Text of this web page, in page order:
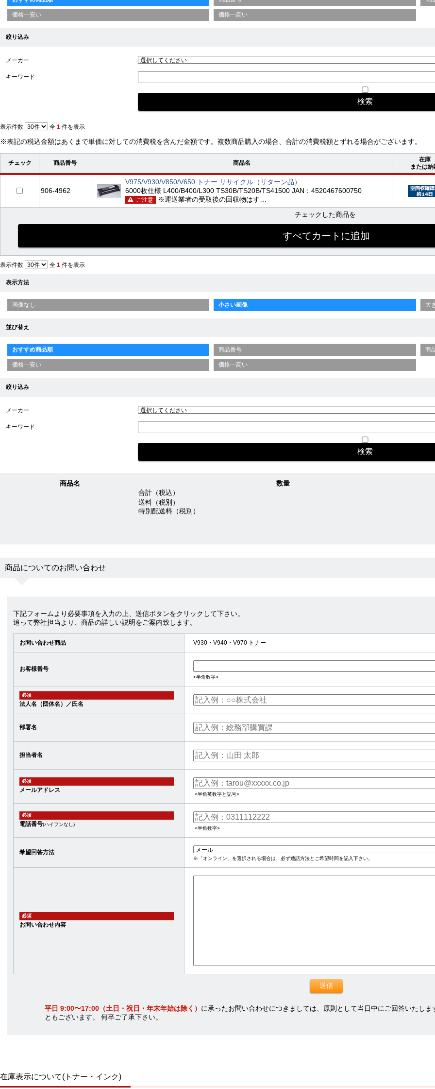
価格—安い 価格—高い
絞り込み
メーカー
キーワード
表示件数 全 1 件を表示
※表記の税込金額はあくまで単価に対しての消費税を含んだ金額です。複数商品購入の場合、合計の消費税額とずれる場合がございます。
チェック 商品番号 商品名
在庫
または納
906-4962
V975/V930/V850/V650 トナー リサイクル（リターン品）
6000枚仕様 L400/B400/L300 TS30B/TS20B/TS41500 JAN：4520467600750
ご注意 ※運送業者の受取後の回収物はす…
チェックした商品を
表示件数 全 1 件を表示
表示方法
画像なし 小さい画像 大
並び替え
おすすめ商品順 商品番号 商
価格—安い 価格—高い
絞り込み
メーカー
キーワード
商品名 数量
合計（税込）
送料（税別）
特別配送料（税別）
商品についてのお問い合わせ
下記フォームより必要事項を入力の上、送信ボタンをクリックして下さい。
追って弊社担当より、商品の詳しい説明をご案内致します。
お問い合わせ商品 V930・V940・V970 トナー
お客様番号
<半角数字>
必須
法人名（団体名）／氏名
部署名
担当者名
必須
メールアドレス
<半角英数字と記号>
必須
電話番号(ハイフンなし)
<半角数字>
希望回答方法
※「オンライン」を選択される場合は、必ず通話方法とご希望時間を記入下さい。
必須
お問い合わせ内容
平日 9:00〜17:00（土日・祝日・年末年始は除く） に承ったお問い合わせにつきましては、原則として当日中にご回答いたし
ともございます。 何卒ご了承下さい。
在庫表示について(トナー・インク)